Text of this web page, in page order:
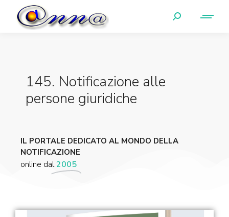
145. Notificazione alle
persone giuridiche
IL PORTALE DEDICATO AL MONDO DELLA
NOTIFICAZIONE
online dal2005